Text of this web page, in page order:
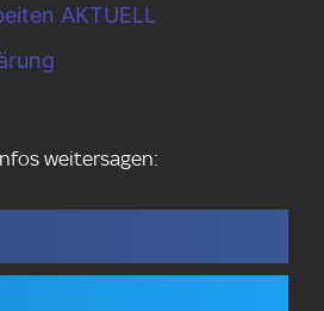
AKTUELL
weitersagen: